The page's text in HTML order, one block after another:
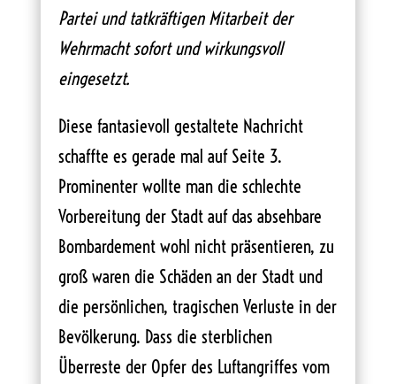
Partei und tatkräftigen Mitarbeit der
Wehrmacht sofort und wirkungsvoll
eingesetzt.
Diese fantasievoll gestaltete Nachricht
schaffte es gerade mal auf Seite 3.
Prominenter wollte man die schlechte
Vorbereitung der Stadt auf das absehbare
Bombardement wohl nicht präsentieren, zu
groß waren die Schäden an der Stadt und
die persönlichen, tragischen Verluste in der
Bevölkerung. Dass die sterblichen
Überreste der Opfer des Luftangriffes vom